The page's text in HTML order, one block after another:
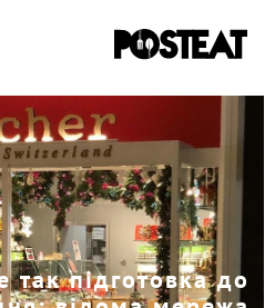
так підготовка до